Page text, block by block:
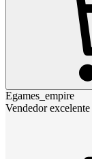
Egames_empire
Vendedor excelente